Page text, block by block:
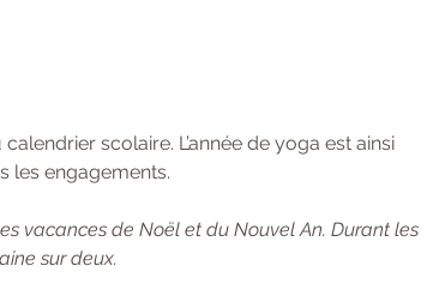
scolaire. L’année de yoga est ainsi
les engagements.
vacances de Noël et du Nouvel An. Durant les
sur deux.